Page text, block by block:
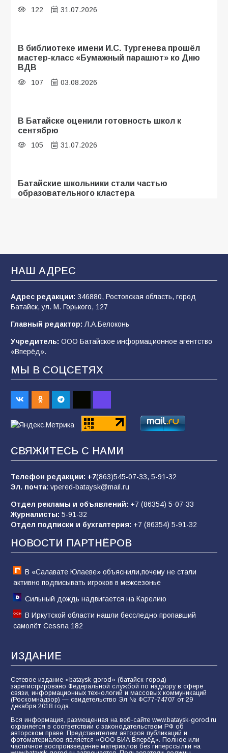
122 31.07.2026
В библиотеке имени И.С. Тургенева прошёл
мастер-класс «Бумажный парашют» ко Дню
ВДВ
107 03.08.2026
В Батайске оценили готовность школ к
сентябрю
105 31.07.2026
Батайские школьники стали частью
образовательного кластера
деле происходит в армии России в августе
2026 года
97 03.08.2026
В Батайске продолжаются дорожные работы
«Пургу нести — не поля переходить»: почему
заявления о мобилизации — это
пропагандистский вброс
84 01.08.2026
«Слухами Москву не возьмёшь»: почему
заявления Киева о мобилизации — это
80 02.08.2026
В России ответили на заявления Зеленского о
новой мобилизации
74 31.07.2026
НАШ АДРЕС
Адрес редакции: 346880, Ростовская область, город
Батайск, ул. М. Горького, 127
Главный редактор: Л.А.Белоконь
Учредитель: ООО Батайское информационное агентство
«Вперёд».
МЫ В СОЦСЕТЯХ
СВЯЖИТЕСЬ С НАМИ
Телефон редакции: +7(863)545-07-33, 5-91-32
Эл. почта: vpered-bataysk@mail.ru
Отдел рекламы и объявлений: +7 (86354) 5-07-33
Журналисты: 5-91-32
Отдел подписки и бухгалтерия: +7 (86354) 5-91-32
НОВОСТИ ПАРТНЁРОВ
В «Салавате Юлаеве» объяснили,почему не стали
активно подписывать игроков в межсезонье
Сильный дождь надвигается на Карелию
В Иркутской области нашли бесследно пропавший
самолёт Cessna 182
ИЗДАНИЕ
Сетевое издание «bataysk-gorod» (батайск-город)
зарегистрировано Федеральной службой по надзору в сфере
связи, информационных технологий и массовых коммуникаций
(Роскомнадзор) — свидетельство Эл № ФС77-74707 от 29
декабря 2018 года.
Вся информация, размещенная на веб-сайте www.bataysk-gorod.ru
охраняется в соответствии с законодательством РФ об
авторском праве. Представителем авторов публикаций и
фотоматериалов является «ООО БИА Вперёд». Полное или
частичное воспроизведение материалов без гиперссылки на